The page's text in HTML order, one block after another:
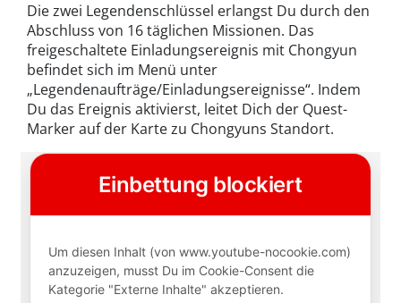
Die zwei Legendenschlüssel erlangst Du durch den
Abschluss von 16 täglichen Missionen. Das
freigeschaltete Einladungsereignis mit Chongyun
befindet sich im Menü unter
„Legendenaufträge/Einladungsereignisse“. Indem
Du das Ereignis aktivierst, leitet Dich der Quest-
Marker auf der Karte zu Chongyuns Standort.